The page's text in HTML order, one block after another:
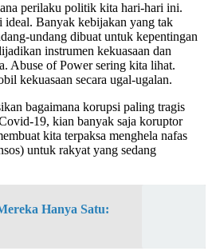
perilaku politik kita hari-hari ini.
Banyak kebijakan yang tak
undang dibuat untuk kepentingan
instrumen kekuasaan dan
Abuse of Power sering kita lihat.
kekuasaan secara ugal-ugalan.
bagaimana korupsi paling tragis
19, kian banyak saja koruptor
kita terpaksa menghela nafas
untuk rakyat yang sedang
Hanya Satu: